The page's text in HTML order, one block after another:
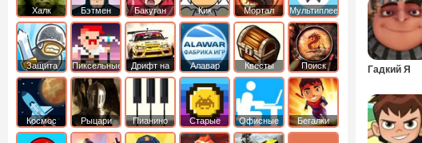
Гадкий Я
Халк Бэтмен Бакуган
Кик
Бутовский
Мортал
комбат
Мультиплеер
Защита
королевства
Пиксельные
Дрифт на
машинах
Алавар Квесты
Поиск
предметов
Космос Рыцари Пианино Старые Офисные Бегалки